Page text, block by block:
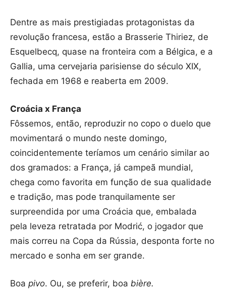
Dentre as mais prestigiadas protagonistas da
revolução francesa, estão a Brasserie Thiriez, de
Esquelbecq, quase na fronteira com a Bélgica, e a
Gallia, uma cervejaria parisiense do século XIX,
fechada em 1968 e reaberta em 2009.
Croácia x França
Fôssemos, então, reproduzir no copo o duelo que
movimentará o mundo neste domingo,
coincidentemente teríamos um cenário similar ao
dos gramados: a França, já campeã mundial,
chega como favorita em função de sua qualidade
e tradição, mas pode tranquilamente ser
surpreendida por uma Croácia que, embalada
pela leveza retratada por Modrić, o jogador que
mais correu na Copa da Rússia, desponta forte no
mercado e sonha em ser grande.
Boa pivo. Ou, se preferir, boa bière.